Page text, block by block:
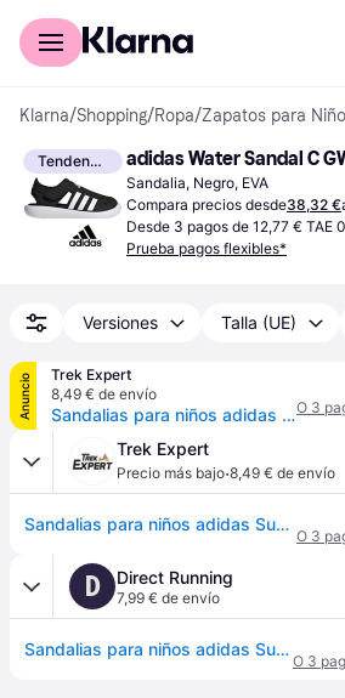
Comprar con Klarna
Klarna/Shopping/Ropa/Zapatos para
Tendencia adidas Water Sandal C
Sandalia, Negro, EVA
Compara precios desde38,32 €
Desde 3 pagos de 12,77 € TAE
Prueba pagos flexibles*
Versiones Talla (UE)
Anuncio
Trek Expert
8,49 € de envío
Sandalias para niños adidas Summer Closed Toe Water - NoirO 3
Trek Expert
Precio más bajo·8,49 € de envío
Sandalias para niños adidas Summer Closed Toe Water - Noir
O 3
D Direct Running
7,99 € de envío
Sandalias para niños adidas Summer Closed Toe Water - Rose
O 3